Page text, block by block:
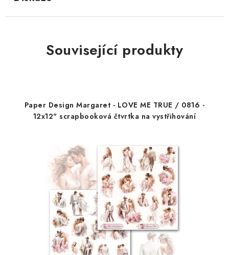
Související produkty
Paper Design Margaret - LOVE ME TRUE / 0816 -
12x12" scrapbooková čtvrtka na vystřihování